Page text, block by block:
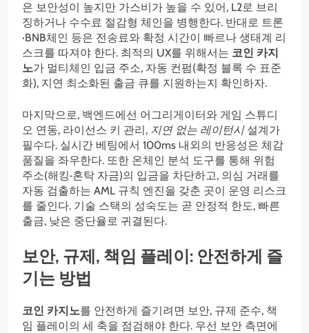
은 보안성이 높지만 가스비가 높을 수 있어, L2로 브리
징하거나 수수료 절감형 체인을 병행한다. 반대로 트론
·BNB체인 등은 전송료와 확정 시간이 빠르나 생태계 리
스크를 따져야 한다. 최적의 UX를 위해서는 코인 카지
노가 멀티체인 입금 주소, 자동 컨펌(확정 블록 수 표준
화), 지연 최소화된 출금 큐를 지원하는지 확인하자.
마지막으로, 백엔드에선 어그리게이터와 게임 스튜디
오 연동, 라이선스 키 관리, 지연 없는 레이턴시설계가
필수다. 실시간 베팅에서 100ms 내외의 반응성은 체감
품질을 좌우한다. 또한 온체인 분석 도구를 통해 위험
주소(해킹·혼탁 자금)의 입금을 차단하고, 의심 거래를
자동 검출하는 AML 규칙 엔진을 갖춘 곳이 운영 리스크
를 줄인다. 기술 스택의 성숙도는 곧 안정적 한도, 빠른
출금, 낮은 중단율로 귀결된다.
보안, 규제, 책임 플레이: 안전하게 즐
기는 방법
코인 카지노를 안전하게 즐기려면 보안, 규제 준수, 책
임 플레이의 세 축을 점검해야 한다. 우선 보안 측면에